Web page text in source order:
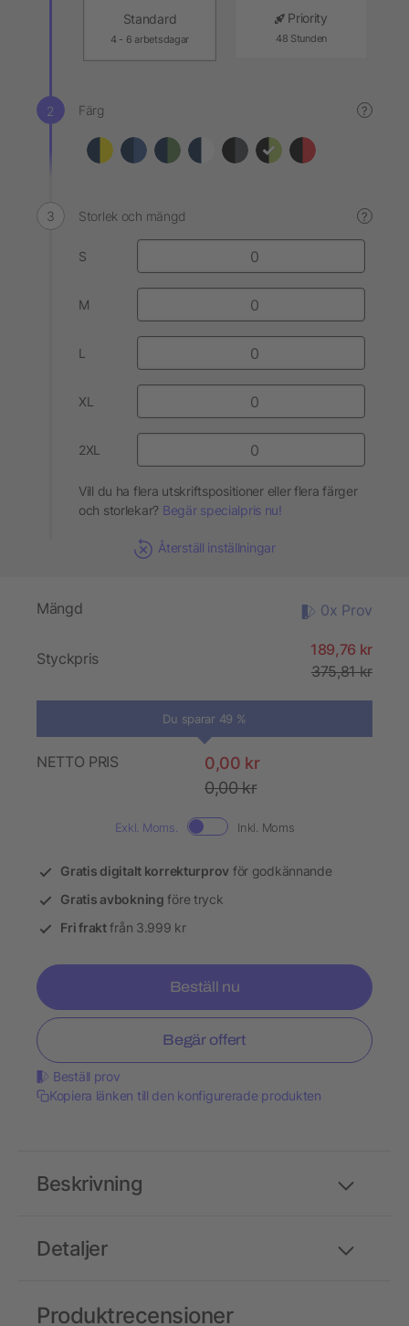
Standard
4 - 6 arbetsdagar
Priority
48 Stunden
Färg ?
Storlek och mängd ?
S
M
L
XL
2XL
Vill du ha flera utskriftspositioner eller flera färger
och storlekar? Begär specialpris nu!
Återställ inställningar
Mängd 0x Prov
Styckpris
189,76 kr
375,81 kr
Du sparar 49 %
NETTO PRIS
0,00 kr
0,00 kr
Exkl. Moms. Inkl. Moms
Gratis digitalt korrekturprov för godkännande
Gratis avbokning före tryck
Fri fraktfrån 3.999 kr
Beställ nu
Begär offert
Beställ prov
Kopiera länken till den konfigurerade produkten
Detaljer
Beskrivning
Produktrecensioner